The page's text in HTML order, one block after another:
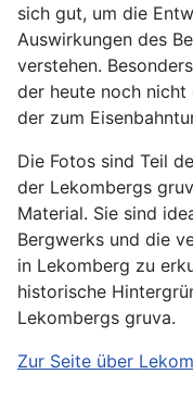
sich gut, um die
Auswirkungen des
verstehen.
der heute noch
der zum
Die Fotos sind Teil
der Lekombergs
Material. Sie sind
Bergwerks und die
in Lekomberg zu
historische
Lekombergs gruva.
Zur Seite über